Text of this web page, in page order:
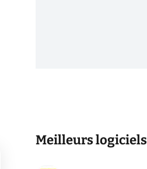
Meilleurs logiciels